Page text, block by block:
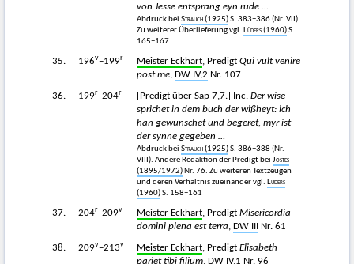
von Jesse entsprang eyn rude …
Abdruck bei Strauch(1925)S. 383−386 (Nr. VII).
Zu weiterer Überlieferung vgl. Lüders(1960)S.
165−167
35. 196v−199r Meister Eckhart, Predigt Qui vult venire
post me, DW IV,2 Nr. 107
36. 199r−204r [Predigt über Sap 7,7.] Inc. Der wise
sprichet in dem buch der wißheyt: ich
han gewunschet und begeret, myr ist
der synne gegeben …
Abdruck bei Strauch(1925)S. 386−388 (Nr.
VIII). Andere Redaktion der Predigt bei Jostes
(1895/1972)Nr. 76. Zu weiteren Textzeugen
und deren Verhältnis zueinander vgl. Lüders
(1960)S. 158−161
37. 204r−209v Meister Eckhart, Predigt Misericordia
domini plena est terra, DW III Nr. 61
38. 209v−213v Meister Eckhart, Predigt Elisabeth
pariet tibi filium, DW IV,1 Nr. 96